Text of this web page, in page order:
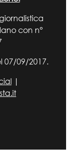
con n°
07/09/2017.
|